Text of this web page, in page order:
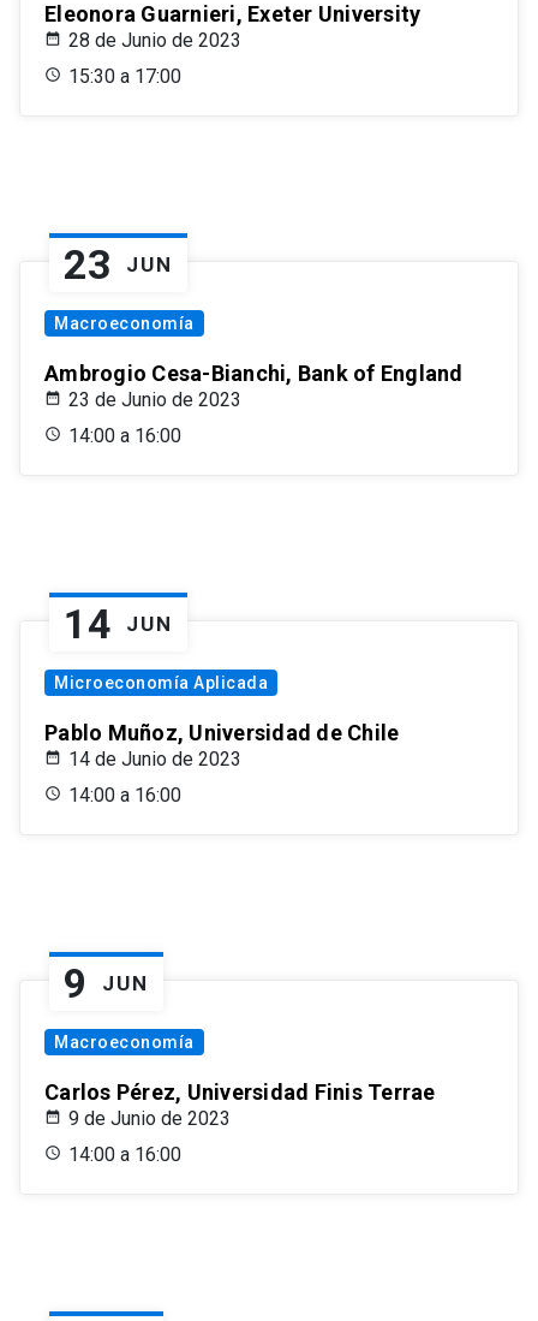
Eleonora Guarnieri, Exeter University
28 de Junio de 2023
15:30 a 17:00
23 JUN
Macroeconomía
Ambrogio Cesa-Bianchi, Bank of England
23 de Junio de 2023
14:00 a 16:00
14 JUN
Microeconomía Aplicada
Pablo Muñoz, Universidad de Chile
14 de Junio de 2023
14:00 a 16:00
9 JUN
Macroeconomía
Carlos Pérez, Universidad Finis Terrae
9 de Junio de 2023
14:00 a 16:00